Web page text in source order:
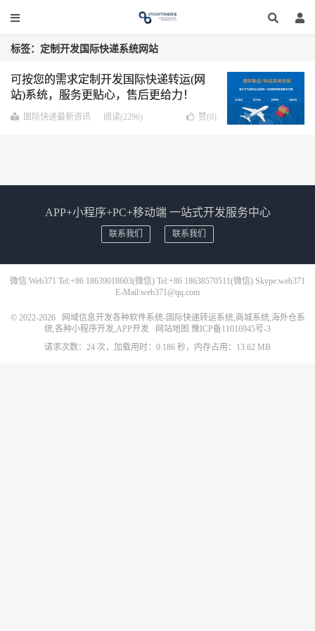
标签：定制开发国际快递系统网站
可按您的需求定制开发国际快递转运(网
站)系统，服务更贴心，售后更给力！
国际快递最新资讯 阅读(2296) 赞(0)
APP+小程序+PC+移动端 一站式开发服务中心
联系我们 联系我们
微信:Web371 Tel:+86 18639018603(微信) Tel:+86 18638570511(微信) Skype:web371
E-Mail:web371@qq.com
© 2022-2026
网域信息开发各种软件系统-国际快递转运系统,商城系统,海外仓系
统,各种小程序开发,APP开发
网站地图 豫ICP备11016945号-3
请求次数：24 次，加载用时：0.186 秒，内存占用：13.62 MB